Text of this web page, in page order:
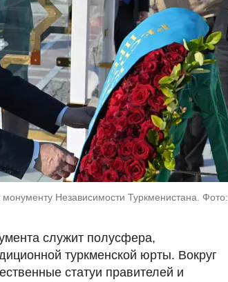
Независимости Туркменистана. Фото:
служит полусфера,
туркменской юрты. Вокруг
статуи правителей и